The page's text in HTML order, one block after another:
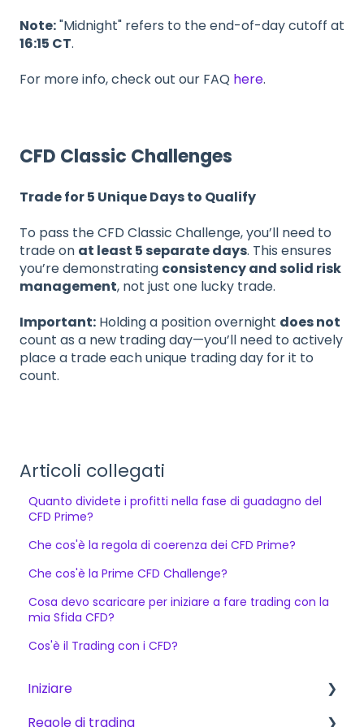
Note:"Midnight" refers to the end-of-day cutoff at
16:15 CT.
For more info, check out our FAQ here.
CFD Classic Challenges
Trade for 5 Unique Days to Qualify
To pass the CFD Classic Challenge, you’ll need to
trade on at least 5 separate days. This ensures
you’re demonstrating consistency and solid risk
management, not just one lucky trade.
Important: Holding a position overnight does not
count as a new trading day—you’ll need to actively
place a trade each unique trading day for it to
count.
Articoli collegati
Quanto dividete i profitti nella fase di guadagno del
CFD Prime?
Che cos'è la regola di coerenza dei CFD Prime?
Che cos'è la Prime CFD Challenge?
Cosa devo scaricare per iniziare a fare trading con la
mia Sfida CFD?
Cos'è il Trading con i CFD?
Iniziare
Iniziare
Regole di trading